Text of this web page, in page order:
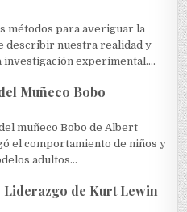
métodos para averiguar la
describir nuestra realidad y
investigación experimental....
Muñeco Bobo
muñeco Bobo de Albert
el comportamiento de niños y
adultos...
Liderazgo de Kurt Lewin